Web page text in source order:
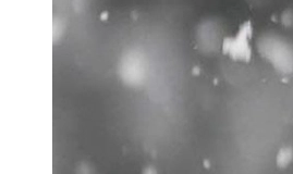
Ảnh avatar con cáo anime